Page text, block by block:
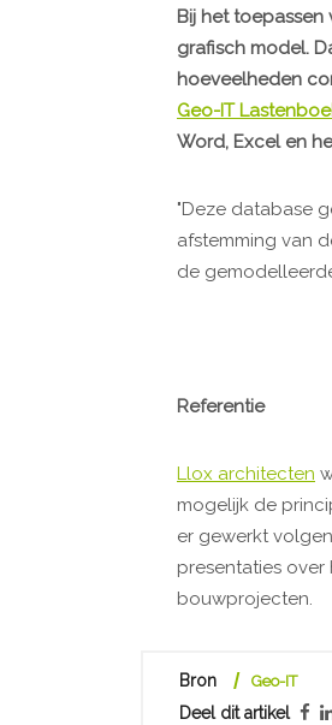
Bij het
grafisch model.
hoeveelheden
Geo-IT
Word, Excel en
"Deze database
afstemming van
de
Referentie
Llox architecten
mogelijk de
er gewerkt
presentaties
bouwprojecten.
Bron Geo-IT
Deel dit artikel